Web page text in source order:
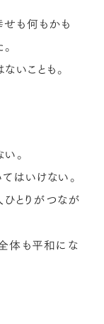
も何もかも
いことも。
。
はいけない。
とりがつなが
体も平和にな